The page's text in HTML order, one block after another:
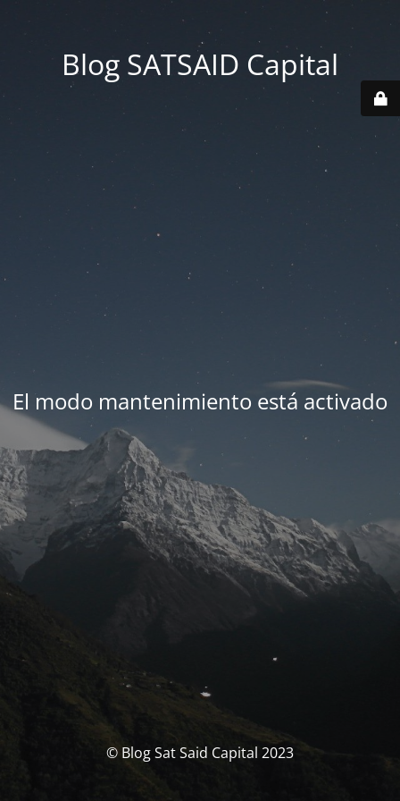
Blog SATSAID Capital
El modo mantenimiento está activado
© Blog Sat Said Capital 2023